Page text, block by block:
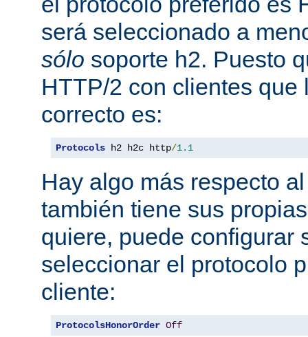
será seleccionado a
sólo soporte h2. Puesto
HTTP/2 con clientes que
correcto es:
Protocols h2 h2c http/1.1
Hay algo más respecto
también tiene sus
quiere, puede configurar
seleccionar el protocolo
cliente:
ProtocolsHonorOrder Off